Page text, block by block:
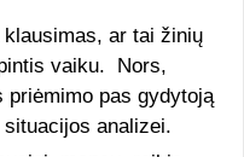
ar tai žinių
vaiku. Nors,
pas gydytoją
analizei.